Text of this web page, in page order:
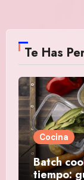
Te Has
Cocina
Batch
tiempo: